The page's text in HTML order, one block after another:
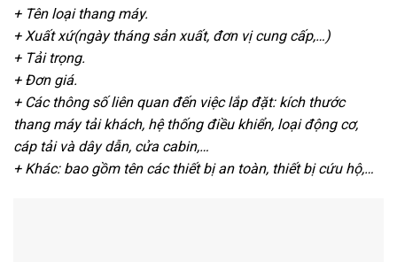
+ Tên loại thang máy.
+ Xuất xứ(ngày tháng sản xuất, đơn vị cung cấp,…)
+ Tải trọng.
+ Đơn giá.
+ Các thông số liên quan đến việc lắp đặt: kích thước
thang máy tải khách, hệ thống điều khiển, loại động cơ,
cáp tải và dây dẫn, cửa cabin,…
+ Khác: bao gồm tên các thiết bị an toàn, thiết bị cứu hộ,…